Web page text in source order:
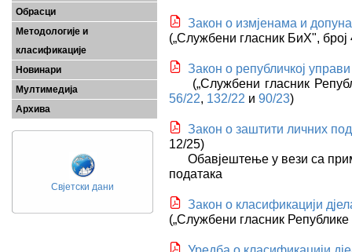
Обрасци
Методологије и
класификације
Новинари
Мултимедија
Архива
Свјетски дани
Закон о измјенама и
(„Службени гласник БиХ", број
Закон о републичкој управи
(„Службени гласник
56/22, 132/22 и 90/23)
Закон о заштити личних
12/25)
Обавјештење у вези са
података
Закон о класификацији
(„Службени гласник